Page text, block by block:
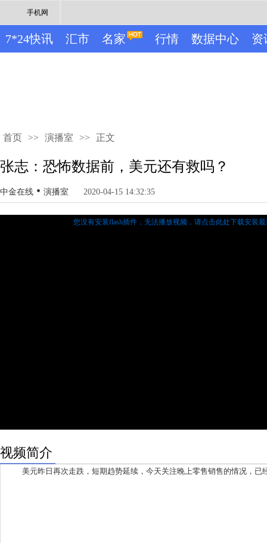
手机网
7*24快讯 汇市 名家 行情 数据中心 资
首页 >> 演播室 >> 正文
张志：恐怖数据前，美元还有救吗？
中金在线 • 演播室 2020-04-15 14:32:35
您没有安装flash插件，无法播放视频， 请点击此处下载安装
视频简介
美元昨日再次走跌，短期趋势延续，今天关注晚上零售销售的情况，已